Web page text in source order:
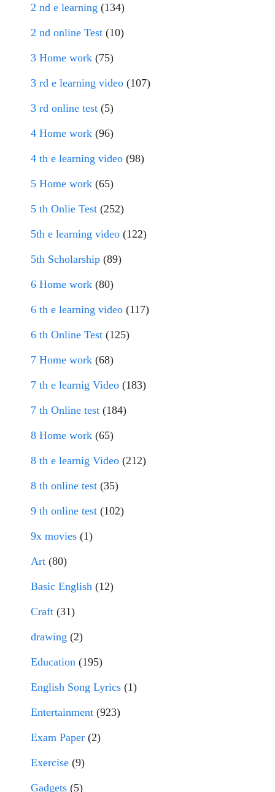
2 nd e learning (134)
2 nd online Test (10)
3 Home work (75)
3 rd e learning video (107)
3 rd online test (5)
4 Home work (96)
4 th e learning video (98)
5 Home work (65)
5 th Onlie Test (252)
5th e learning video (122)
5th Scholarship (89)
6 Home work (80)
6 th e learning video (117)
6 th Online Test (125)
7 Home work (68)
7 th e learnig Video (183)
7 th Online test (184)
8 Home work (65)
8 th e learnig Video (212)
8 th online test (35)
9 th online test (102)
9x movies (1)
Art (80)
Basic English (12)
Craft (31)
drawing (2)
Education (195)
English Song Lyrics (1)
Entertainment (923)
Exam Paper (2)
Exercise (9)
Gadgets (5)